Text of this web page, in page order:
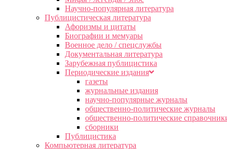
Научно-популярная литература
Публицистическая литература
Афоризмы и цитаты
Биографии и мемуары
Военное дело / спецслужбы
Документальная литература
Зарубежная публицистика
Периодические издания
газеты
журнальные издания
научно-популярные журналы
общественно-политические журналы
общественно-политические
сборники
Публицистика
Компьютерная литература